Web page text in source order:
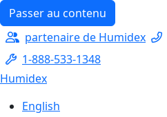
Passer au contenu
partenaire de Humidex
1-888-533-1348
Humidex
Sélectionnez votre langue
English